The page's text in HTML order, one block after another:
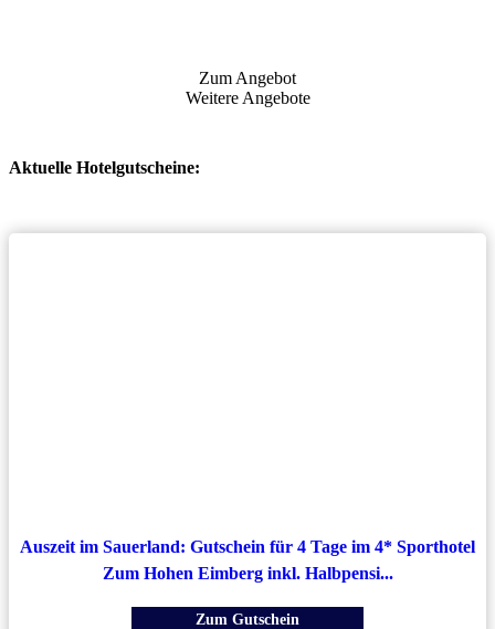
Zum Angebot
Weitere Angebote
Aktuelle Hotelgutscheine:
Auszeit im Sauerland: Gutschein für 4 Tage im 4* Sporthotel
Zum Hohen Eimberg inkl. Halbpensi...
Zum Gutschein